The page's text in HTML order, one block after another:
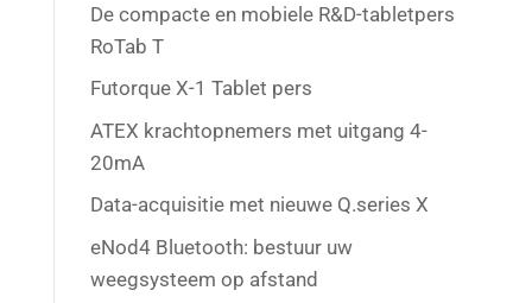
De compacte en mobiele R&D-tabletpers
RoTab T
Futorque X-1 Tablet pers
ATEX krachtopnemers met uitgang 4-
20mA
Data-acquisitie met nieuwe Q.series X
eNod4 Bluetooth: bestuur uw
weegsysteem op afstand